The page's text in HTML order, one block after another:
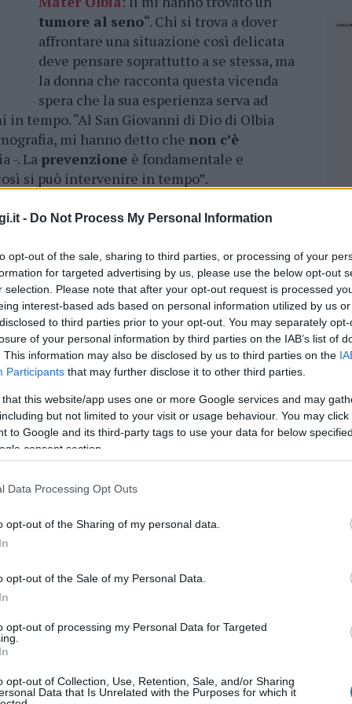
- Do Not Process My Personal Information
opt-out of the sale, sharing to third parties, or processing of your
for targeted advertising by us, please use the below opt-out
selection. Please note that after your opt-out request is processed
interest-based ads based on personal information utilized by us
to third parties prior to your opt-out. You may separately
of your personal information by third parties on the IAB’s list of
This information may also be disclosed by us to third parties on the
Participants that may further disclose it to other third parties.
that this website/app uses one or more Google services and may
but not limited to your visit or usage behaviour. You may
to Google and its third-party tags to use your data for below
consent section.
Data Processing Opt Outs
opt-out of the Sharing of my personal data.
opt-out of the Sale of my Personal Data.
opt-out of processing my Personal Data for Targeted
opt-out of Collection, Use, Retention, Sale, and/or Sharing
Data that Is Unrelated with the Purposes for which it
tumore al seno“. Chi si trova a dover
affrontare una situazione così delicata
deve pensare soprattutto a se stessa, ma
la donna che racconta questa vicenda
spera che la sua esperienza serva ad
tempo. “Al San Giovanni di Dio di Olbia
mi hanno detto che non c’è
-. La prevenzione è fondamentale e
si può intervenire in tempo”.
Non è capitato così a lei. Non
mammografia gratuitanelle
strutture della Asl Gallurasi è
dovuta rivolgere al Mater Olbia. “Ho
pagato la visitae hanno scoperto
che ho un tumore al seno – racconta,
trattenendo a stento l’emozione -.
Da quel momento son stati molto
disponibili e mi hanno fatto fare
tutti gli esami necessari,senza
avevo la diagnosi completa e ora devo
donne nelle sue condizioni. “Al Mater Olbia
la visita senologica-oncologica – conclude -.
in Gallura non sappiano di avere un tumore,
a pagamento”.
con la Carovana della prevenzione e la